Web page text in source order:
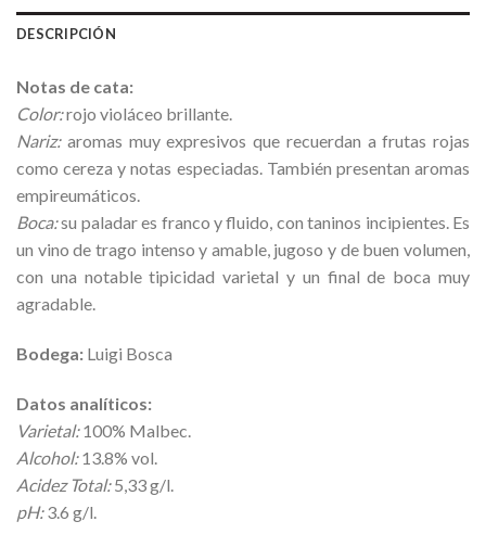
DESCRIPCIÓN
Notas de cata:
Color:rojo violáceo brillante.
Nariz:aromas muy expresivos que recuerdan a frutas rojas
como cereza y notas especiadas. También presentan aromas
empireumáticos.
Boca:su paladar es franco y fluido, con taninos incipientes. Es
un vino de trago intenso y amable, jugoso y de buen volumen,
con una notable tipicidad varietal y un final de boca muy
agradable.
Bodega: Luigi Bosca
Datos analíticos:
Varietal:100% Malbec.
Alcohol:13.8% vol.
Acidez Total:5,33 g/l.
pH:3.6 g/l.